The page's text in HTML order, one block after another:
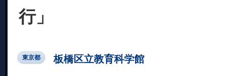
行」
東京都 板橋区立教育科学館